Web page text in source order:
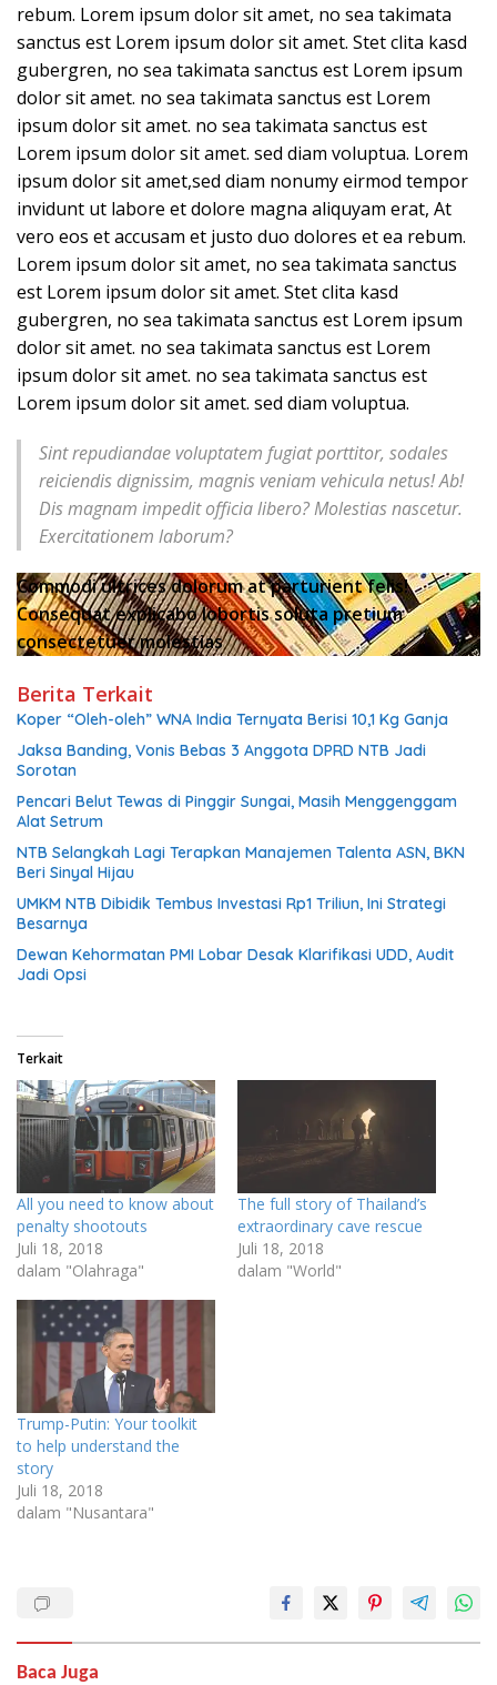
rebum. Lorem ipsum dolor sit amet, no sea takimata
sanctus est Lorem ipsum dolor sit amet. Stet clita kasd
gubergren, no sea takimata sanctus est Lorem ipsum
dolor sit amet. no sea takimata sanctus est Lorem
ipsum dolor sit amet. no sea takimata sanctus est
Lorem ipsum dolor sit amet. sed diam voluptua. Lorem
ipsum dolor sit amet,sed diam nonumy eirmod tempor
invidunt ut labore et dolore magna aliquyam erat, At
vero eos et accusam et justo duo dolores et ea rebum.
Lorem ipsum dolor sit amet, no sea takimata sanctus
est Lorem ipsum dolor sit amet. Stet clita kasd
gubergren, no sea takimata sanctus est Lorem ipsum
dolor sit amet. no sea takimata sanctus est Lorem
ipsum dolor sit amet. no sea takimata sanctus est
Lorem ipsum dolor sit amet. sed diam voluptua.
Sint repudiandae voluptatem fugiat porttitor, sodales
reiciendis dignissim, magnis veniam vehicula netus! Ab!
Dis magnam impedit officia libero? Molestias nascetur.
Exercitationem laborum?
Commodi ultrices dolorum at parturient felis!
Consequat explicabo lobortis soluta pretium
consectetuer molestias
Berita Terkait
Koper “Oleh-oleh” WNA India Ternyata Berisi 10,1 Kg Ganja
Jaksa Banding, Vonis Bebas 3 Anggota DPRD NTB Jadi
Sorotan
Pencari Belut Tewas di Pinggir Sungai, Masih Menggenggam
Alat Setrum
NTB Selangkah Lagi Terapkan Manajemen Talenta ASN, BKN
Beri Sinyal Hijau
UMKM NTB Dibidik Tembus Investasi Rp1 Triliun, Ini Strategi
Besarnya
Dewan Kehormatan PMI Lobar Desak Klarifikasi UDD, Audit
Jadi Opsi
Terkait
All you need to know about
penalty shootouts
Juli 18, 2018
dalam "Olahraga"
The full story of Thailand’s
extraordinary cave rescue
Juli 18, 2018
dalam "World"
Trump-Putin: Your toolkit
to help understand the
story
Juli 18, 2018
dalam "Nusantara"
Baca Juga